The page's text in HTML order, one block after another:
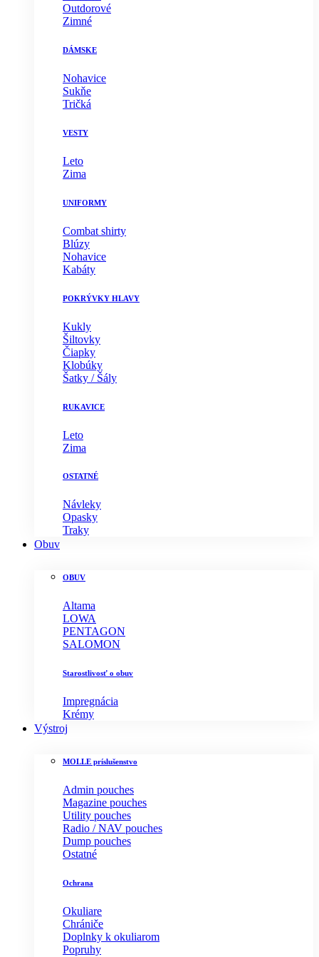
Outdorové
Zimné
DÁMSKE
Nohavice
Sukňe
Tričká
VESTY
Leto
Zima
UNIFORMY
Combat shirty
Blúzy
Nohavice
Kabáty
POKRÝVKY HLAVY
Kukly
Šiltovky
Čiapky
Klobúky
Šatky / Šály
RUKAVICE
Leto
Zima
OSTATNÉ
Návleky
Opasky
Traky
Obuv
OBUV
Altama
LOWA
PENTAGON
SALOMON
Starostlivosť o obuv
Impregnácia
Krémy
Výstroj
MOLLE príslušenstvo
Admin pouches
Magazine pouches
Utility pouches
Radio / NAV pouches
Dump pouches
Ostatné
Ochrana
Okuliare
Chrániče
Doplnky k okuliarom
Popruhy